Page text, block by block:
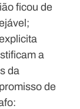
ficou de
a
da
de